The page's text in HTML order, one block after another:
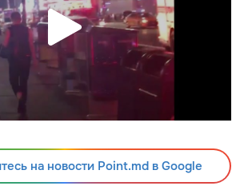
на новости Point.md в Google